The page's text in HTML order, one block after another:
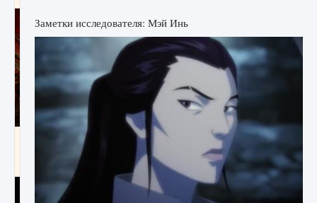
Как найти Гробницу Изгоев в Diablo 4
9 августа 2024 1 337 0 0
Заметки исследователя: Мэй Инь